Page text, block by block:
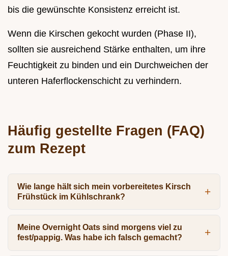
bis die gewünschte Konsistenz erreicht ist.
Wenn die Kirschen gekocht wurden (Phase II),
sollten sie ausreichend Stärke enthalten, um ihre
Feuchtigkeit zu binden und ein Durchweichen der
unteren Haferflockenschicht zu verhindern.
Häufig gestellte Fragen (FAQ)
zum Rezept
Wie lange hält sich mein vorbereitetes Kirsch
Frühstück im Kühlschrank?
Meine Overnight Oats sind morgens viel zu
fest/pappig. Was habe ich falsch gemacht?